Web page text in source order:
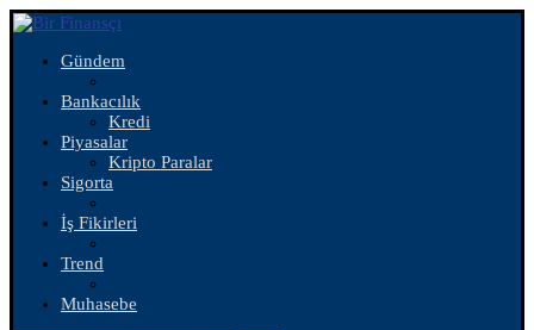
Gündem
Bankacılık
Kredi
Piyasalar
Kripto Paralar
Sigorta
İş Fikirleri
Trend
Muhasebe